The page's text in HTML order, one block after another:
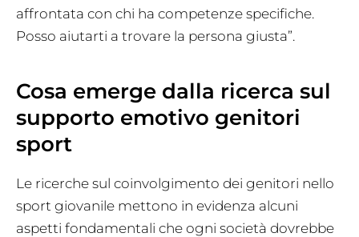
affrontata con chi ha competenze specifiche.
Posso aiutarti a trovare la persona giusta”.
Cosa emerge dalla ricerca sul
supporto emotivo genitori
sport
Le ricerche sul coinvolgimento dei genitori nello
sport giovanile mettono in evidenza alcuni
aspetti fondamentali che ogni società dovrebbe